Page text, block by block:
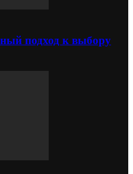
подход к выбору